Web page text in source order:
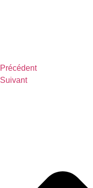
Précédent
Suivant